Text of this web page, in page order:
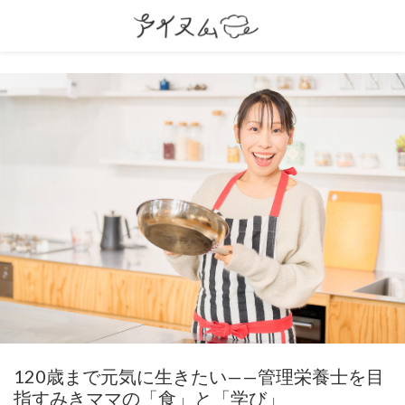
120歳まで元気に生きたい——管理栄養士を目
指すみきママの「食」と「学び」